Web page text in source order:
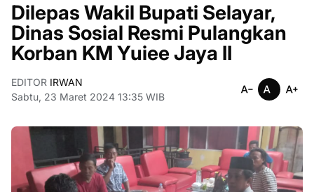
Dilepas Wakil Bupati Selayar,
Dinas Sosial Resmi Pulangkan
Korban KM Yuiee Jaya II
EDITOR IRWAN
Sabtu, 23 Maret 2024 13:35 WIB